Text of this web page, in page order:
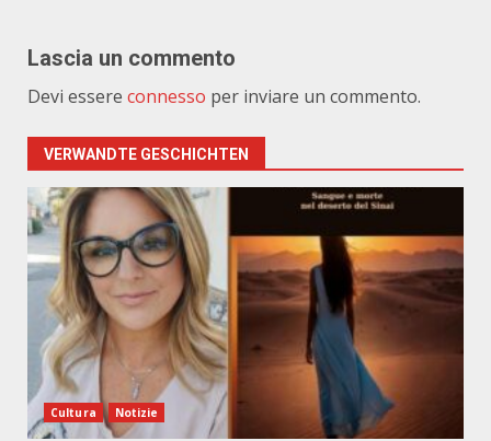
Lascia un commento
Devi essere connesso per inviare un commento.
VERWANDTE GESCHICHTEN
Cultura Notizie